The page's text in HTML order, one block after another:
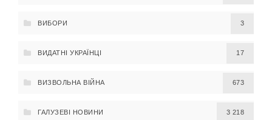
ВИБОРИ 3
ВИДАТНІ УКРАЇНЦІ 17
ВИЗВОЛЬНА ВІЙНА 673
ГАЛУЗЕВІ НОВИНИ 3 218